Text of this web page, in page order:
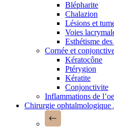
Blépharite
Chalazion
Lésions et
Voies
Esthétisme
Cornée et
Kératocône
Ptérygion
Kératite
Conjonctivite
Inflammations de
Chirurgie ophtalmologique